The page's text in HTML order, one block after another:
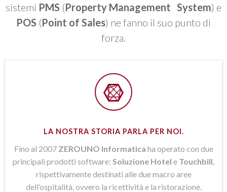
sistemi PMS (Property Management System) e
POS (Point of Sales) ne fanno il suo punto di
forza.
LA NOSTRA STORIA PARLA PER NOI.
Fino al 2007 ZEROUNO Informatica ha operato con due
principali prodotti software: Soluzione Hotel e Touchbill
rispettivamente destinati alle due macro aree
dell’ospitalità, ovvero la ricettività e la ristorazione.